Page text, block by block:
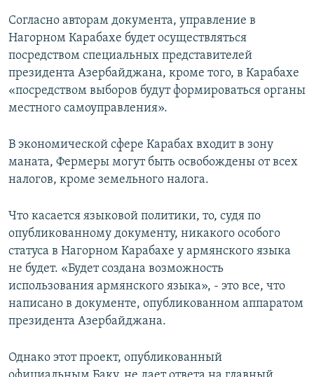
Согласно авторам документа, управление в
Нагорном Карабахе будет осуществляться
посредством специальных представителей
президента Азербайджана, кроме того, в Карабахе
«посредством выборов будут формироваться органы
местного самоуправления».
В экономической сфере Карабах входит в зону
маната, Фермеры могут быть освобождены от всех
налогов, кроме земельного налога.
Что касается языковой политики, то, судя по
опубликованному документу, никакого особого
статуса в Нагорном Карабахе у армянского языка
не будет. «Будет создана возможность
использования армянского языка», - это все, что
написано в документе, опубликованном аппаратом
президента Азербайджана.
Однако этот проект, опубликованный